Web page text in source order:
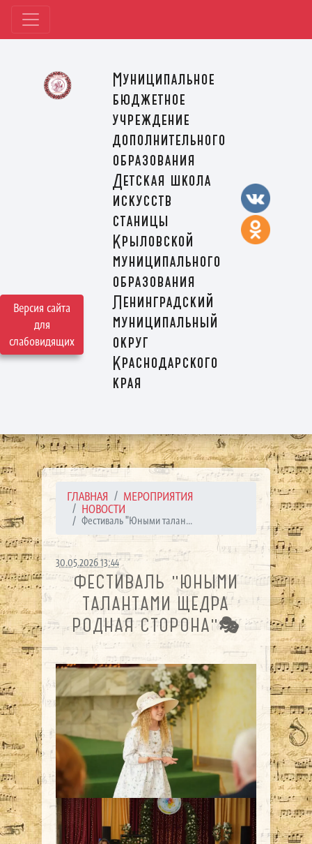
Версия сайта
для
слабовидящих
Муниципальное
бюджетное
учреждение
дополнительного
образования
Детская школа
искусств
станицы
Крыловской
муниципального
образования
Ленинградский
муниципальный
округ
Краснодарского
края
ГЛАВНАЯ
МЕРОПРИЯТИЯ
НОВОСТИ
Фестиваль "Юными талан...
30.05.2026 13:44
ФЕСТИВАЛЬ "ЮНЫМИ
ТАЛАНТАМИ ЩЕДРА
РОДНАЯ СТОРОНА"🎭